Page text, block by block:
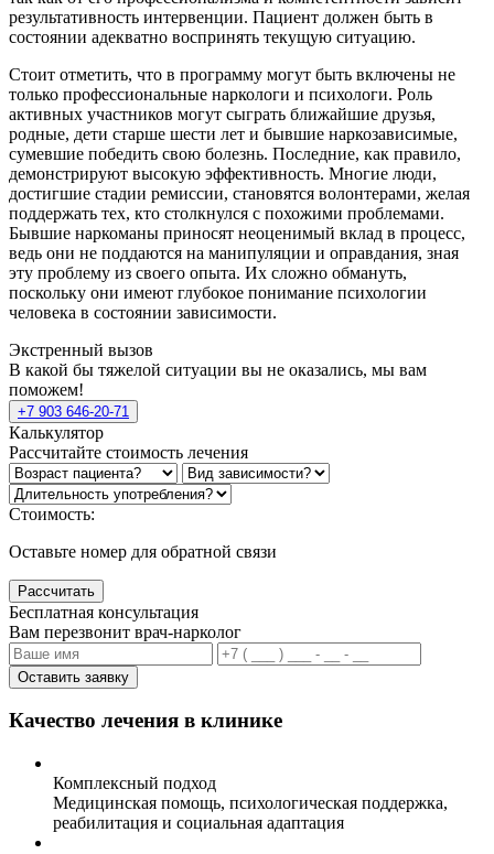
результативность интервенции. Пациент должен быть в
состоянии адекватно воспринять текущую ситуацию.
Стоит отметить, что в программу могут быть включены не
только профессиональные наркологи и психологи. Роль
активных участников могут сыграть ближайшие друзья,
родные, дети старше шести лет и бывшие наркозависимые,
сумевшие победить свою болезнь. Последние, как правило,
демонстрируют высокую эффективность. Многие люди,
достигшие стадии ремиссии, становятся волонтерами, желая
поддержать тех, кто столкнулся с похожими проблемами.
Бывшие наркоманы приносят неоценимый вклад в процесс,
ведь они не поддаются на манипуляции и оправдания, зная
эту проблему из своего опыта. Их сложно обмануть,
поскольку они имеют глубокое понимание психологии
человека в состоянии зависимости.
Экстренный вызов
В какой бы тяжелой ситуации вы не оказались, мы вам
поможем!
+7 903 646-20-71
Калькулятор
Рассчитайте стоимость лечения
Стоимость:
Оставьте номер для обратной связи
Рассчитать
Бесплатная консультация
Вам перезвонит врач-нарколог
Оставить заявку
Качество лечения в клинике
Комплексный подход
Медицинская помощь, психологическая поддержка,
реабилитация и социальная адаптация